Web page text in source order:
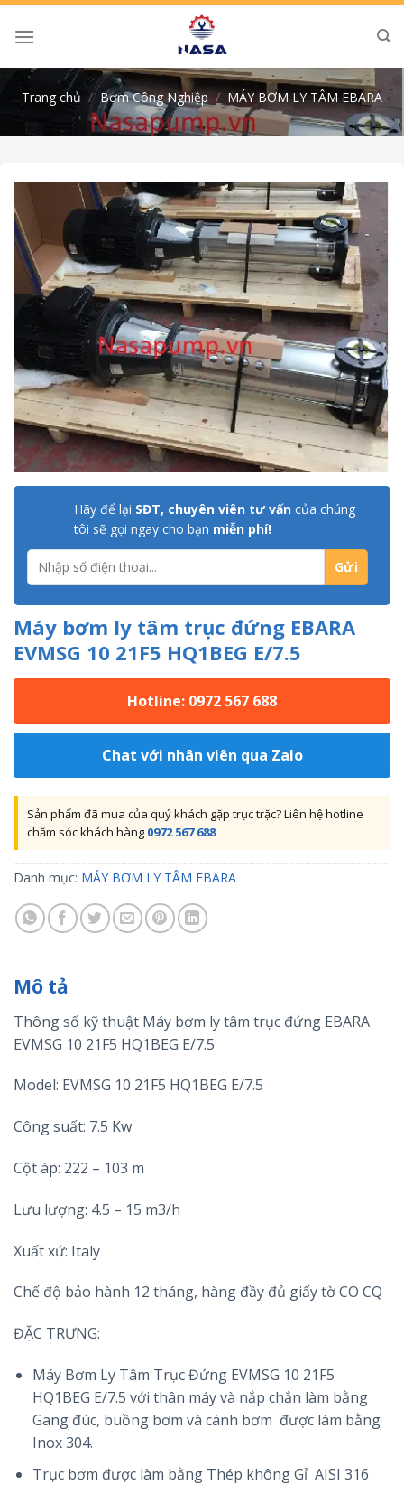
Skip
Trang chủ / Bơm Công Nghiệp / MÁY BƠM LY TÂM EBARA
Hãy để lại SĐT, chuyên viên tư vấn của chúng
tôi sẽ gọi ngay cho bạn miễn phí!
Máy bơm ly tâm trục đứng EBARA
EVMSG 10 21F5 HQ1BEG E/7.5
Hotline: 0972 567 688
Chat với nhân viên qua Zalo
Sản phẩm đã mua của quý khách gặp trục trặc? Liên hệ hotline
chăm sóc khách hàng 0972 567 688
Danh mục: MÁY BƠM LY TÂM EBARA
Mô tả
Thông số kỹ thuật Máy bơm ly tâm trục đứng EBARA
EVMSG 10 21F5 HQ1BEG E/7.5
Model: EVMSG 10 21F5 HQ1BEG E/7.5
Công suất: 7.5 Kw
Cột áp: 222 – 103 m
Lưu lượng: 4.5 – 15 m3/h
Xuất xứ: Italy
Chế độ bảo hành 12 tháng, hàng đầy đủ giấy tờ CO CQ
ĐẶC TRƯNG:
Máy Bơm Ly Tâm Trục Đứng EVMSG 10 21F5
HQ1BEG E/7.5 với thân máy và nắp chắn làm bằng
Gang đúc, buồng bơm và cánh bơm được làm bằng
Inox 304.
Trục bơm được làm bằng Thép không Gỉ AISI 316